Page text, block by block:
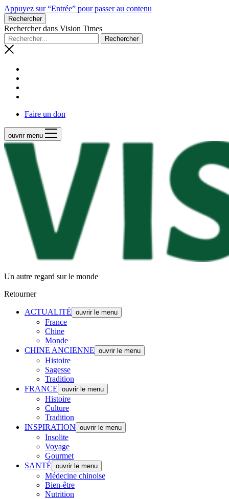
Appuyez sur “Entrée” pour passer au contenu
Rechercher
Rechercher dans Vision Times
Faire un don
ouvrir menu
Un autre regard sur le monde
Retourner
ACTUALITÉ ouvrir le menu
France
Chine
Monde
CHINE ANCIENNE ouvrir le menu
Histoire
Sagesse
Tradition
FRANCE ouvrir le menu
Histoire
Culture
Tradition
INSPIRATION ouvrir le menu
Insolite
Voyage
Gourmet
SANTÉ ouvrir le menu
Médecine chinoise
Bien-être
Nutrition